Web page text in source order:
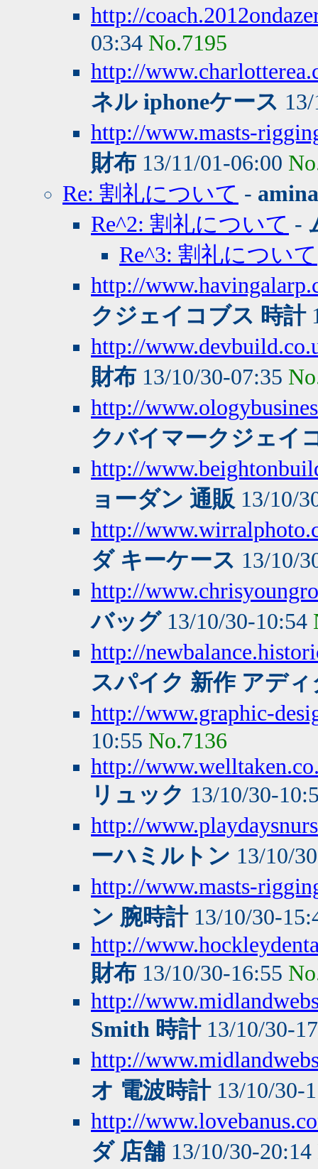
http://
03:34 No.7195
http://
ネル iphoneケース
http://www.masts-
財布 13/11/01-06:00
Re: 割礼について -
Re^2: 割礼について -
Re^3: 割礼について
http://
クジェイコブス 時計
http://
財布 13/10/30-07:35
http://
クバイマークジェイ
http://
ョーダン 通販 13/10/
http://
ダ キーケース 13/10/
http://
バッグ13/10/30-10:54
http://
スパイク 新作 アディ
http://www.graphic-
10:55 No.7136
http://
リュック 13/10/30-
http://
ーハミルトン 13/10/
http://www.masts-
ン 腕時計13/10/30-
http://
財布 13/10/30-16:55
http://
Smith 時計13/10/30-
http://
オ 電波時計13/10/30-
http://
ダ 店舗 13/10/30-20:14